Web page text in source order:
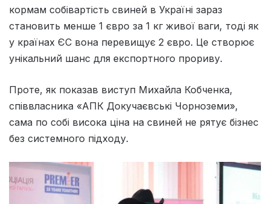
кормам собівартість свиней в Україні зараз
становить менше 1 євро за 1 кг живої ваги, тоді як
у країнах ЄС вона перевищує 2 євро. Це створює
унікальний шанс для експортного прориву.
Проте, як показав виступ Михайла Кобченка,
співвласника «АПК Докучаєвські Чорноземи»,
сама по собі висока ціна на свиней не рятує бізнес
без системного підходу.